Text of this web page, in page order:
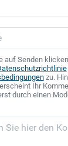
auf Senden
zu.
Ihr
durch einen